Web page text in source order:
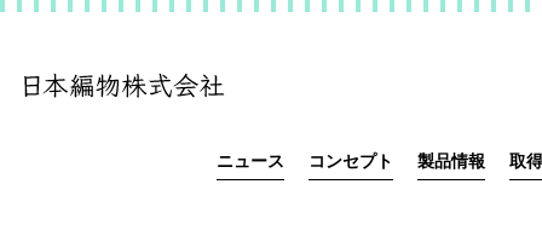
ニュース コンセプト 製品情報 取